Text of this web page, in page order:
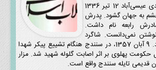
محمد محمدی ‌عیسی‌آباد 12 تیر 1336
به جهان گشود. پدرش
رابعه نام داشت.
نمی‌دانست. شاگرد
آرایشگاه بود. 9 آبان 1357، در سنندج هنگام تشییع پیکر شهدا
حکومت پهلوی بر اثر اصابت گلوله شهید شد. مزار
قدیمی تایله سنندج واقع است.